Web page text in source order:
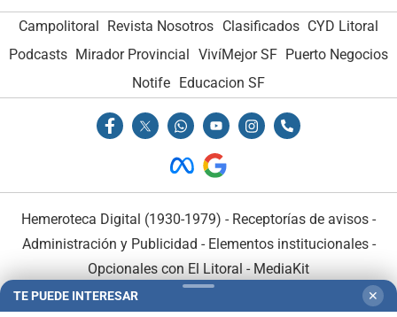
Campolitoral Revista Nosotros Clasificados CYD Litoral
Podcasts Mirador Provincial VivíMejor SF Puerto Negocios
Notife Educacion SF
Hemeroteca Digital (1930-1979) - Receptorías de avisos -
Administración y Publicidad - Elementos institucionales-
Opcionales con El Litoral - MediaKit
TE PUEDE INTERESAR ✕